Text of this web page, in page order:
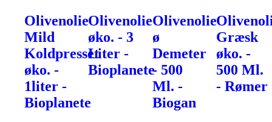
Olivenolie
Mild
Koldpresset
øko. -
1liter -
Bioplanete
Olivenolie
øko. - 3
Liter -
Bioplanete
Olivenolie
ø
Demeter
- 500
Ml. -
Biogan
Græsk
øko. -
500 Ml.
- Rømer